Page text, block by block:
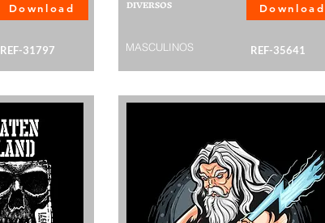
Download
REF-31797
DIVERSOS Download
MASCULINOS REF-35641